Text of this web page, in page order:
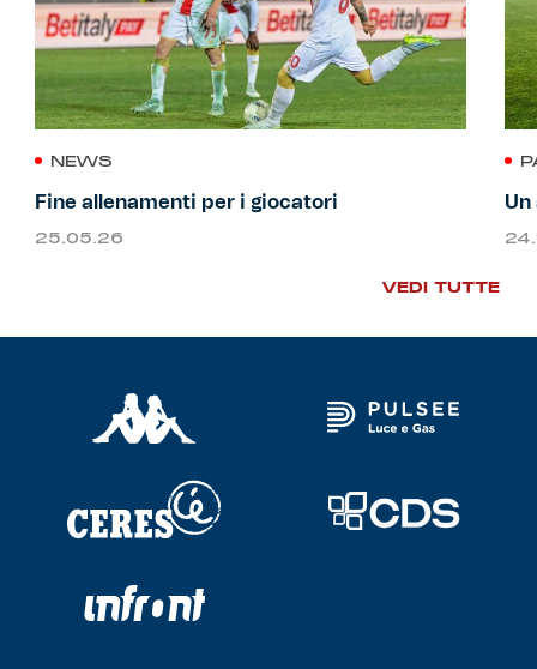
NEWS
Fine allenamenti per i giocatori
25.05.26
Un
VEDI TUTTE